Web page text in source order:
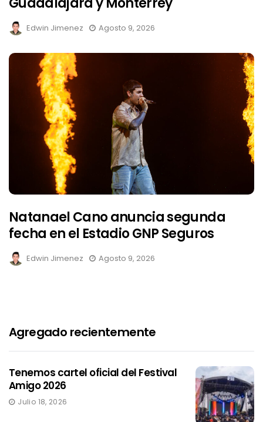
Edwin Jimenez Agosto 9, 2026
Natanael Cano anuncia segunda
fecha en el Estadio GNP Seguros
Edwin Jimenez Agosto 9, 2026
Agregado recientemente
Tenemos cartel oficial del Festival
Amigo 2026
Julio 18, 2026